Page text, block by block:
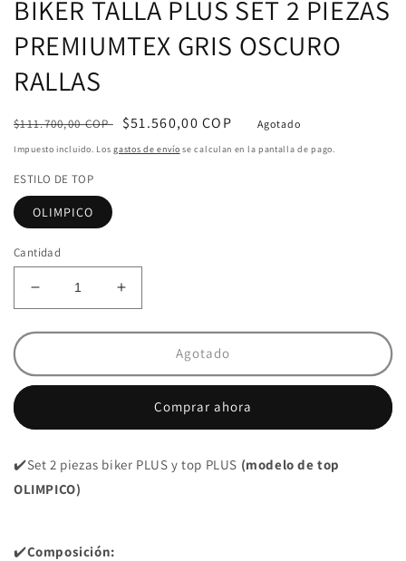
BIKER TALLA PLUS SET 2 PIEZAS
PREMIUMTEX GRIS OSCURO
RALLAS
Precio
habitual
$111.700,00 COP
Precio
de
$51.560,00 COP Agotado
Impuesto incluido. Losgastos de envío se calculan en la pantalla de pago.
ESTILO DE TOP
OLIMPICO
Cantidad
Reducir
cantidad
para
TALLA
PLUS
2
PREMIUMTEX
GRIS
Aumentar
cantidad
para
TALLA
PLUS
2
PREMIUMTEX
Agotado
Comprar ahora
✔️Set 2 piezas biker PLUS y top PLUS (modelo de top
OLIMPICO)
✔️Composición: